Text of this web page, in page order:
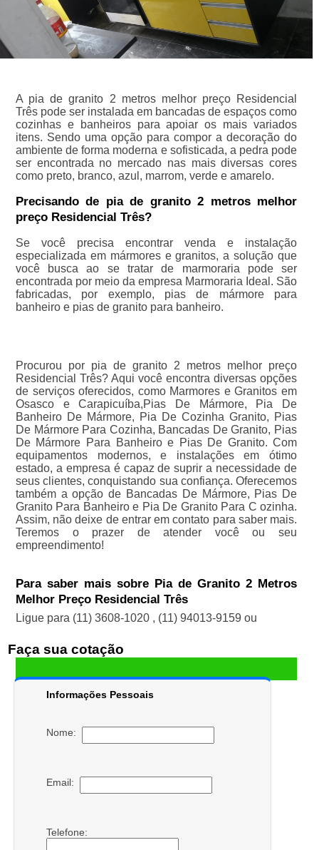
A pia de granito 2 metros melhor preço Residencial
Três pode ser instalada em bancadas de espaços como
cozinhas e banheiros para apoiar os mais variados
itens. Sendo uma opção para compor a decoração do
ambiente de forma moderna e sofisticada, a pedra pode
ser encontrada no mercado nas mais diversas cores
como preto, branco, azul, marrom, verde e amarelo.
Precisando de pia de granito 2 metros melhor
preço Residencial Três?
Se você precisa encontrar venda e instalação
especializada em mármores e granitos, a solução que
você busca ao se tratar de marmoraria pode ser
encontrada por meio da empresa Marmoraria Ideal. São
fabricadas, por exemplo, pias de mármore para
banheiro e pias de granito para banheiro.
Procurou por pia de granito 2 metros melhor preço
Residencial Três? Aqui você encontra diversas opções
de serviços oferecidos, como Marmores e Granitos em
Osasco e Carapicuíba,Pias De Mármore, Pia De
Banheiro De Mármore, Pia De Cozinha Granito, Pias
De Mármore Para Cozinha, Bancadas De Granito, Pias
De Mármore Para Banheiro e Pias De Granito. Com
equipamentos modernos, e instalações em ótimo
estado, a empresa é capaz de suprir a necessidade de
seus clientes, conquistando sua confiança. Oferecemos
também a opção de Bancadas De Mármore, Pias De
Granito Para Banheiro e Pia De Granito Para C ozinha.
Assim, não deixe de entrar em contato para saber mais.
Teremos o prazer de atender você ou seu
empreendimento!
Para saber mais sobre Pia de Granito 2 Metros
Melhor Preço Residencial Três
Ligue para (11) 3608-1020 , (11) 94013-9159 ou
Faça sua cotação
Informações Pessoais
Nome:
Email:
Telefone: